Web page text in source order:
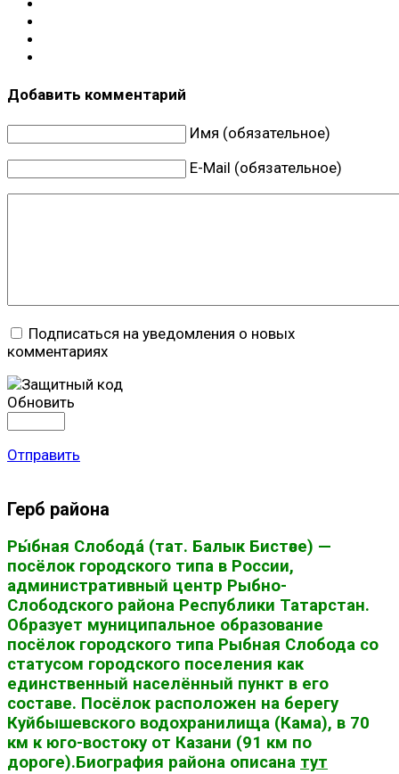
Добавить комментарий
Имя (обязательное)
E-Mail (обязательное)
Подписаться на уведомления о новых
комментариях
Обновить
Отправить
Герб района
Ры́бная Слобода́ (тат. Балык Бистәсе) —
посёлок городского типа в России,
административный центр Рыбно-
Слободского района Республики Татарстан.
Образует муниципальное образование
посёлок городского типа Рыбная Слобода со
статусом городского поселения как
единственный населённый пункт в его
составе. Посёлок расположен на берегу
Куйбышевского водохранилища (Кама), в 70
км к юго-востоку от Казани (91 км по
дороге).Биография района описана тут